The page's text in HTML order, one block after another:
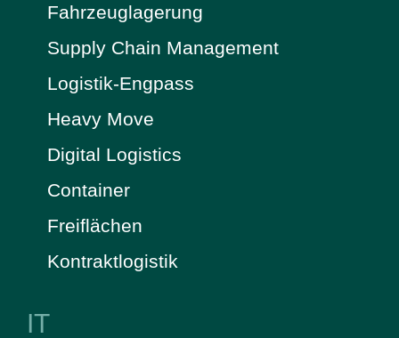
Fahrzeuglagerung
Supply Chain Management
Logistik-Engpass
Heavy Move
Digital Logistics
Container
Freiflächen
Kontraktlogistik
IT